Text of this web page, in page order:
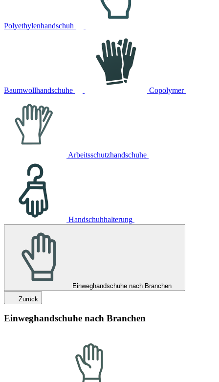
Polyethylenhandschuh
Baumwollhandschuhe Copolymer
Arbeitsschutzhandschuhe
Handschuhhalterung
Einweghandschuhe nach Branchen
Zurück
Einweghandschuhe nach Branchen